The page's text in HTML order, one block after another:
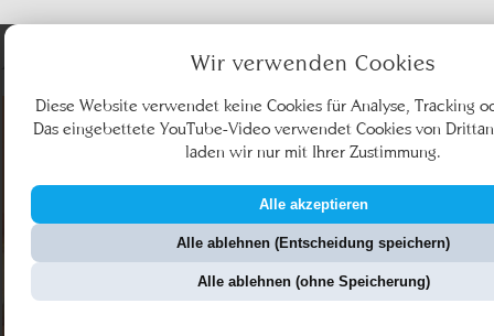
Wir verwenden Cookies
Diese Website verwendet keine Cookies für Analyse, Tracking
Das eingebettete YouTube-Video verwendet Cookies von
laden wir nur mit Ihrer Zustimmung.
Alle akzeptieren
Alle ablehnen (Entscheidung speichern)
Alle ablehnen (ohne Speicherung)